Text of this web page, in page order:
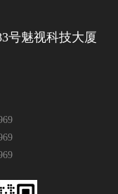
号魅视科技大厦